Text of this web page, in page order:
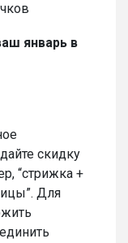
январь в
скидку
“стрижка +
Для